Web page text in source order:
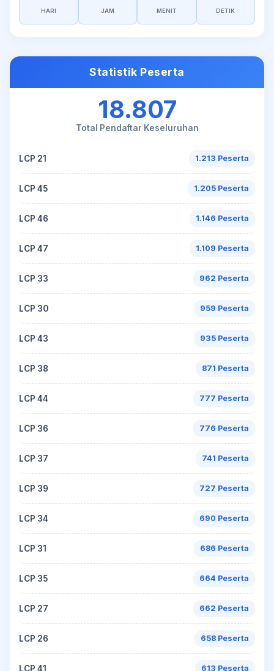
HARI JAM MENIT DETIK
Statistik Peserta
18.807
Total Pendaftar Keseluruhan
LCP 21 1.213 Peserta
LCP 45 1.205 Peserta
LCP 46 1.146 Peserta
LCP 47 1.109 Peserta
LCP 33 962 Peserta
LCP 30 959 Peserta
LCP 43 935 Peserta
LCP 38 871 Peserta
LCP 44 777 Peserta
LCP 36 776 Peserta
LCP 37 741 Peserta
LCP 39 727 Peserta
LCP 34 690 Peserta
LCP 31 686 Peserta
LCP 35 664 Peserta
LCP 27 662 Peserta
LCP 26 658 Peserta
LCP 41 613 Peserta